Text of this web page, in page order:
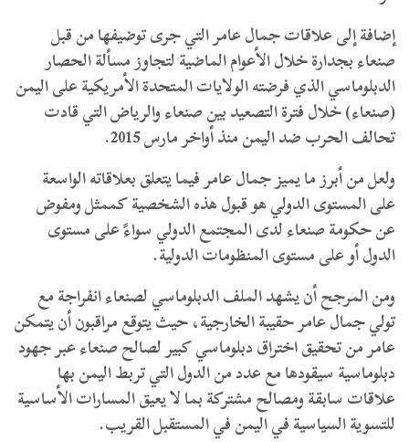
إضافة إلى علاقات جمال عامر التي جرى توضيفها من قبل
صنعاء بجدارة خلال الأعوام الماضية لتجاوز مسألة الحصار
الدبلوماسي الذي فرضته الولايات المتحدة الأمريكية على اليمن
(صنعاء) خلال فترة التصعيد بين صنعاء والرياض التي قادت
تحالف الحرب ضد اليمن منذ أواخر مارس 2015.
ولعل من أبرز ما يميز جمال عامر فيما يتعلق بعلاقاته الواسعة
على المستوى الدولي هو قبول هذه الشخصية كممثل ومفوض
عن حكومة صنعاء لدى المجتمع الدولي سواءً على مستوى
الدول أو على مستوى المنظومات الدولية.
ومن المرجح أن يشهد الملف الدبلوماسي لصنعاء انفراجة مع
تولي جمال عامر حقيبة الخارجية، حيث يتوقع مراقبون أن يتمكن
عامر من تحقيق اختراق دبلوماسي كبير لصالح صنعاء عبر جهود
دبلوماسية سيقودها مع عدد من الدول التي تربط اليمن بها
علاقات سابقة ومصالح مشتركة بما لا يعيق المسارات الأساسية
للتسوية السياسية في اليمن في المستقبل القريب.